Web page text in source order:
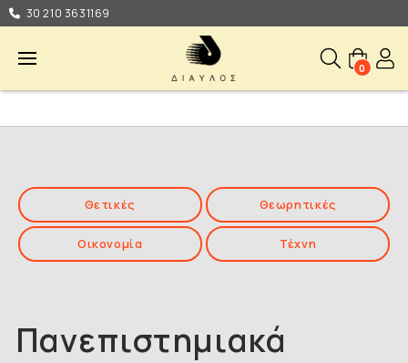
30 210 3631169
0
Θετικές Θεωρητικές
Οικονομία Τέχνη
Πανεπιστημιακά